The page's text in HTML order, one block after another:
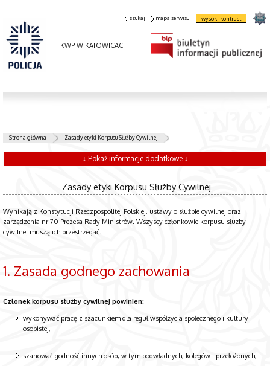
KWP W KATOWICACH
szukaj mapa serwisu wysoki kontrast
Strona główna Zasady etyki Korpusu Służby Cywilnej
↓ Pokaż informacje dodatkowe ↓
Zasady etyki Korpusu Służby Cywilnej
Wynikają z Konstytucji Rzeczpospolitej Polskiej, ustawy o służbie cywilnej oraz
zarządzenia nr 70 Prezesa Rady Ministrów. Wszyscy członkowie korpusu służby
cywilnej muszą ich przestrzegać.
1. Zasada godnego zachowania
Członek korpusu służby cywilnej powinien:
wykonywać pracę z szacunkiem dla reguł współżycia społecznego i kultury
osobistej,
szanować godność innych osób, w tym podwładnych, kolegów i przełożonych,